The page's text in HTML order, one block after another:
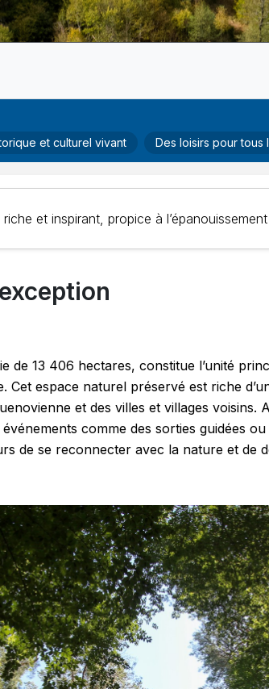
et culturel vivant Des loisirs pour tous
et inspirant, propice à
de 13 406 hectares, constitue l’unité
Cet espace naturel préservé est riche
et des villes et villages
comme des sorties guidées
de se reconnecter avec la nature et de